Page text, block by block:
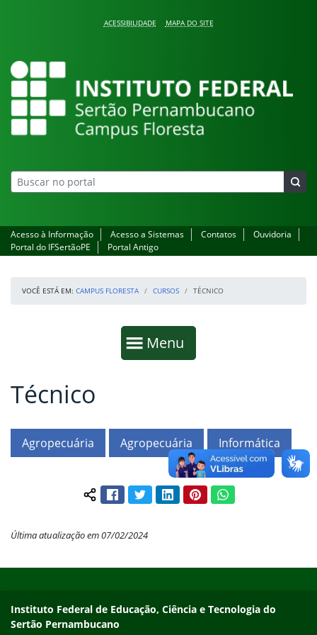
ACESSIBILIDADE MAPA DO SITE
Campus Floresta
Acesso à Informação Acesso a Sistemas Contatos
Ouvidoria
Portal do IFSertãoPE
Portal Antigo
VOCÊ ESTÁ EM: CAMPUS FLORESTA CURSOS TÉCNICO
Mostrar
Menu
Fim da navegação
Início do conteúdo
Técnico
Agropecuária Agropecuária Informática
Compartilhar conteúdo:
FacebookTwitterLinkedInPinterestWhatsApp
Última atualização em 07/02/2024
Endereço
Instituto Federal de Educação, Ciência e Tecnologia do
Sertão Pernambucano